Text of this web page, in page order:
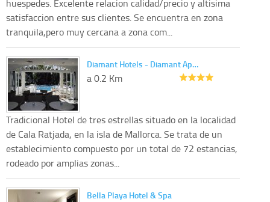
huespedes. Excelente relacion calidad/precio y altisima
satisfaccion entre sus clientes. Se encuentra en zona
tranquila,pero muy cercana a zona com...
Diamant Hotels - Diamant Ap…
a 0.2 Km
Tradicional Hotel de tres estrellas situado en la localidad
de Cala Ratjada, en la isla de Mallorca. Se trata de un
establecimiento compuesto por un total de 72 estancias,
rodeado por amplias zonas...
Bella Playa Hotel & Spa